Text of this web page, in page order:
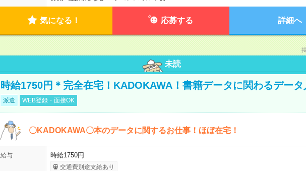
気になる！ 応募する 詳細へ
未読
時給1750円＊完全在宅！KADOKAWA！書籍データに関わるデータ
派遣 WEB登録・面接OK
〇KADOKAWA〇本のデータに関するお仕事！ほぼ在宅！
給与 時給1750円
交通費別途支給あり